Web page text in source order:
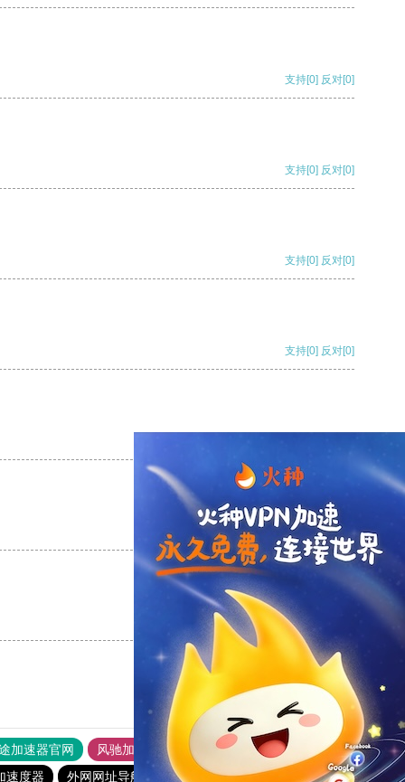
支持[0] 反对[0]
支持[0] 反对[0]
支持[0] 反对[0]
支持[0] 反对[0]
支持 [0] 反对 [0]
支持
加速器官网 风驰加速器
旋风加速器
速度器 外网网址导航 软件中心 雷霆加速 狂飙加速器